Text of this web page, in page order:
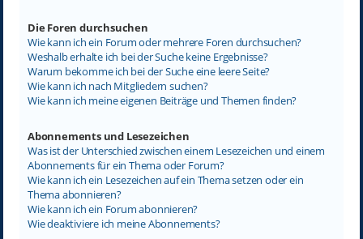
Die Foren durchsuchen
Wie kann ich ein Forum oder mehrere Foren durchsuchen?
Weshalb erhalte ich bei der Suche keine Ergebnisse?
Warum bekomme ich bei der Suche eine leere Seite?
Wie kann ich nach Mitgliedern suchen?
Wie kann ich meine eigenen Beiträge und Themen finden?
Abonnements und Lesezeichen
Was ist der Unterschied zwischen einem Lesezeichen und einem
Abonnements für ein Thema oder Forum?
Wie kann ich ein Lesezeichen auf ein Thema setzen oder ein
Thema abonnieren?
Wie kann ich ein Forum abonnieren?
Wie deaktiviere ich meine Abonnements?